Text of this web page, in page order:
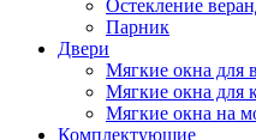
Остекление
Парник
Двери
Мягкие окна для
Мягкие окна для
Мягкие окна на
Комплектующие